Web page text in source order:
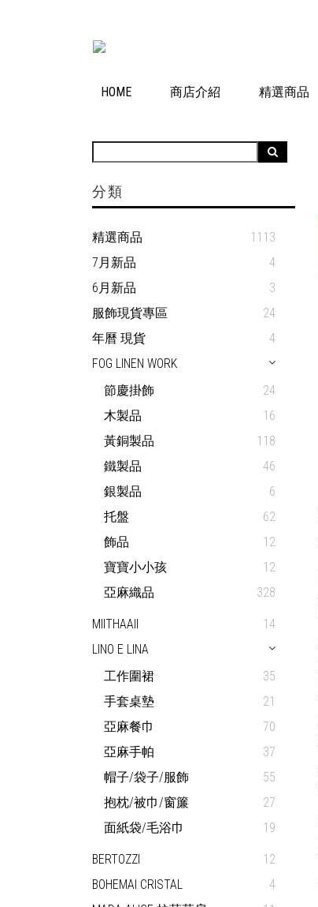
HOME 商店介紹 精選商品
分類
精選商品
1113
7月新品
4
6月新品
3
服飾現貨專區
24
年曆 現貨
4
FOG LINEN WORK
節慶掛飾
24
木製品
16
黃銅製品
118
鐵製品
46
銀製品
6
托盤
62
飾品
12
寶寶小小孩
12
亞麻織品
328
MIITHAAII
14
LINO E LINA
工作圍裙
35
手套桌墊
21
亞麻餐巾
70
亞麻手帕
37
帽子/袋子/服飾
55
抱枕/被巾/窗簾
27
面紙袋/毛浴巾
19
BERTOZZI
12
BOHEMAI CRISTAL
4